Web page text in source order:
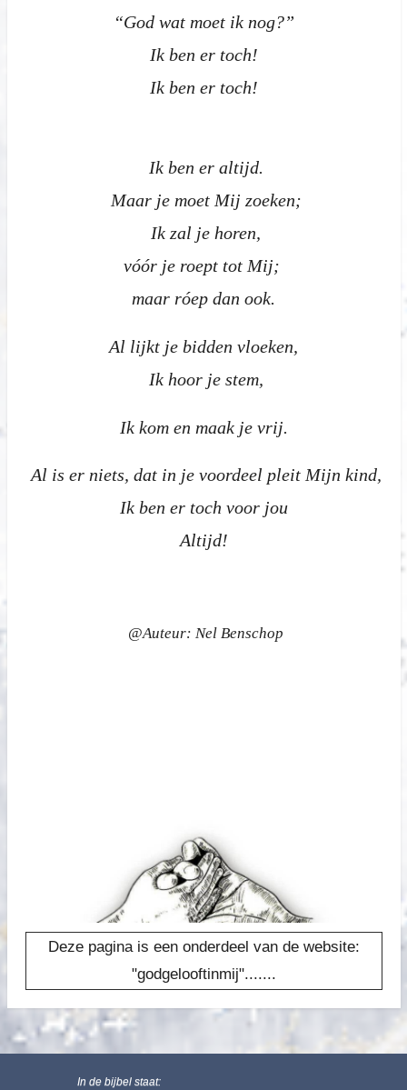
“God wat moet ik nog?”
Ik ben er toch!
Ik ben er toch!
Ik ben er altijd.
Maar je moet Mij zoeken;
Ik zal je horen,
vóór je roept tot Mij;
maar róep dan ook.
Al lijkt je bidden vloeken,
Ik hoor je stem,
Ik kom en maak je vrij.
Al is er niets, dat in je voordeel pleit Mijn kind,
Ik ben er toch voor jou
Altijd!
@Auteur: Nel Benschop
Deze pagina is een onderdeel van de website:
"godgelooftinmij".......
In de bijbel staat: